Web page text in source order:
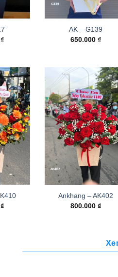
₫
AK – G139
650.000₫
₫
Ankhang – AK402
800.000₫